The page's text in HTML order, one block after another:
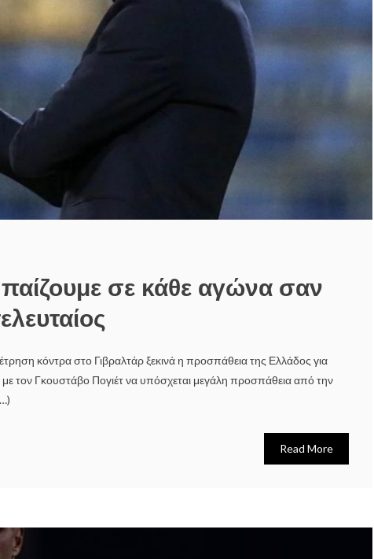
σε κάθε αγώνα σαν
κόντρα στο Γιβραλτάρ ξεκινά η προσπάθεια της Ελλάδος για
τον Γκουστάβο Πογιέτ να υπόσχεται μεγάλη προσπάθεια από την
Read More